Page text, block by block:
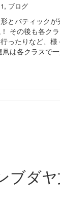
, ブログ
とバティック
その後も各ク
ったりなど、
凧は各クラスで
ブダ